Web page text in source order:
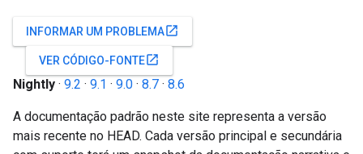
INFORMAR UM PROBLEMAopen_in_new
VER CÓDIGO-FONTEopen_in_new
Nightly · 9.2 · 9.1 · 9.0 · 8.7 · 8.6
A documentação padrão neste site representa a versão
mais recente no HEAD. Cada versão principal e secundária